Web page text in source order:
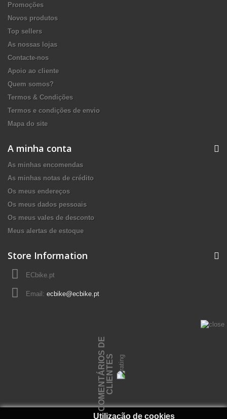
Promoções
Novos produtos
Top sellers
As nossas lojas
Contacte-nos
Apoio ao cliente
Quem somos?
Termos & Condições
Termos e condições de envio
Mapa do site
A minha conta
As minhas encomendas
As minhas notas de crédito
Os meus endereços
Os meus dados pessoais
Os meus vales de desconto
Meus alertas de estoque
Store Information
ECbike.pt
Email: ecbike@ecbike.pt
Utilização de cookies
C
O
M
E
N
T
Á
R
I
O
S
D
E
C
L
I
E
N
T
ES